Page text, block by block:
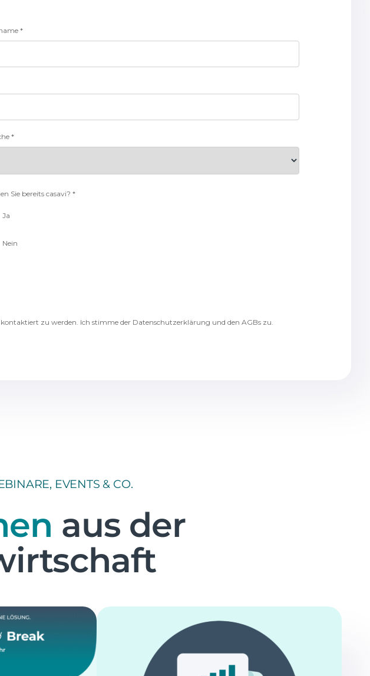
EVENTS & CO.
aus der